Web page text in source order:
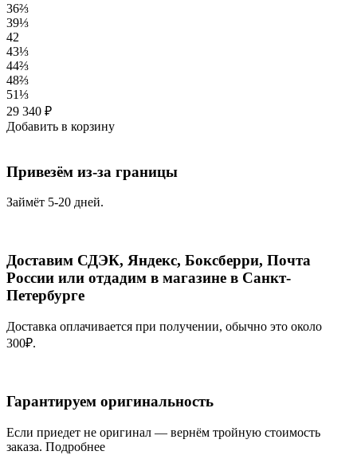
36⅔
39⅓
42
43⅓
44⅔
48⅔
51⅓
29 340 ₽
Добавить в корзину
Привезём из-за границы
Займёт 5-20 дней.
Доставим СДЭК, Яндекс, Боксберри, Почта
России или отдадим в магазине в Санкт-
Петербурге
Доставка оплачивается при получении, обычно это около
300₽.
Гарантируем оригинальность
Если приедет не оригинал — вернём тройную стоимость
заказа. Подробнее